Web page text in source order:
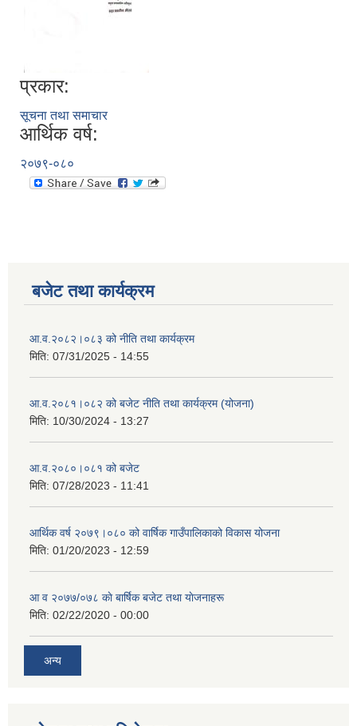
प्रकार:
सूचना तथा समाचार
आर्थिक वर्ष:
२०७९-०८०
बजेट तथा कार्यक्रम
आ.व.२०८२।०८३ को नीति तथा कार्यक्रम
मिति: 07/31/2025 - 14:55
आ.व.२०८१।०८२ को बजेट नीति तथा कार्यक्रम (योजना)
मिति: 10/30/2024 - 13:27
आ.व.२०८०।०८१ को बजेट
मिति: 07/28/2023 - 11:41
आर्थिक वर्ष २०७९।०८० को वार्षिक गाउँपालिकाको विकास योजना
मिति: 01/20/2023 - 12:59
आ व २०७७/०७८ काे बार्षिक बजेट तथा याेजनाहरू
मिति: 02/22/2020 - 00:00
अन्य